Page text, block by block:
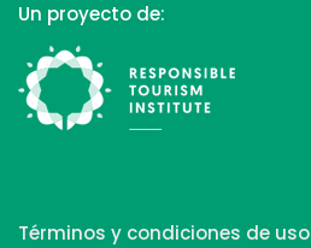
Un proyecto de:
Términos y condiciones de uso